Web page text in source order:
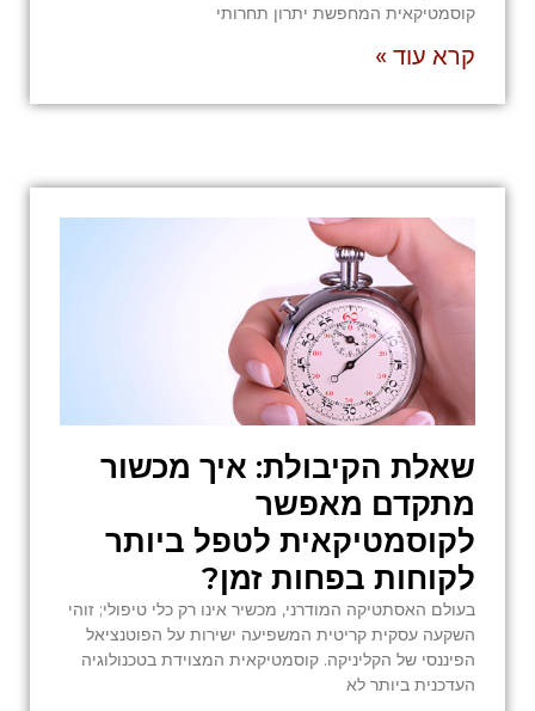
קוסמטיקאית המחפשת יתרון תחרותי
קרא עוד »
שאלת הקיבולת: איך מכשור
מתקדם מאפשר
לקוסמטיקאית לטפל ביותר
לקוחות בפחות זמן?
בעולם האסתטיקה המודרני, מכשיר אינו רק כלי טיפולי; זוהי
השקעה עסקית קריטית המשפיעה ישירות על הפוטנציאל
הפיננסי של הקליניקה. קוסמטיקאית המצוידת בטכנולוגיה
העדכנית ביותר לא